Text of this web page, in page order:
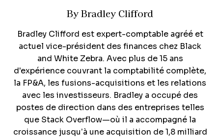
By Bradley Clifford
Bradley Clifford est expert-comptable agréé et
actuel vice-président des finances chez Black
and White Zebra. Avec plus de 15 ans
d'expérience couvrant la comptabilité complète,
la FP&A, les fusions-acquisitions et les relations
avec les investisseurs. Bradley a occupé des
postes de direction dans des entreprises telles
que Stack Overflow—où il a accompagné la
croissance jusqu’à une acquisition de 1,8 milliard